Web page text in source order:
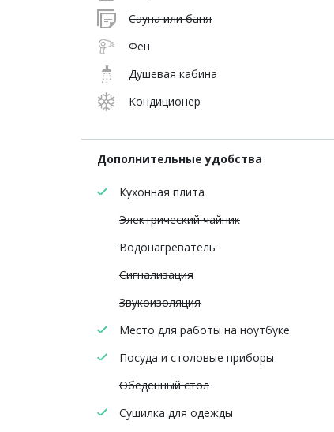
Сауна или баня
Фен
Душевая кабина
Кондиционер
Дополнительные удобства
Кухонная плита
Электрический чайник
Водонагреватель
Сигнализация
Звукоизоляция
Место для работы на ноутбуке
Посуда и столовые приборы
Обеденный стол
Сушилка для одежды